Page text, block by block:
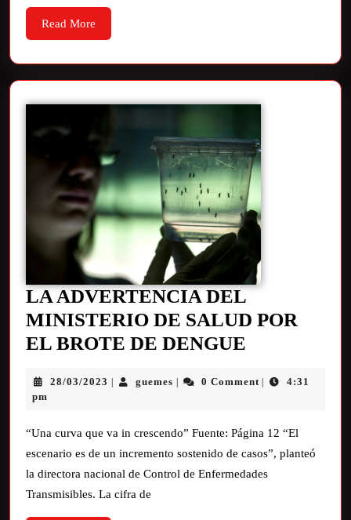
Read More
LA ADVERTENCIA DEL
MINISTERIO DE SALUD POR
EL BROTE DE DENGUE
28/03/2023 guemes 0 Comment
4:31
pm
“Una curva que va in crescendo” Fuente: Página 12 “El
escenario es de un incremento sostenido de casos”, planteó
la directora nacional de Control de Enfermedades
Transmisibles. La cifra de